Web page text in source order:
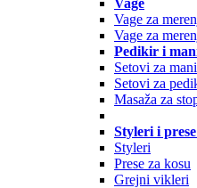
Vage
Vage za
Vage za
Pedikir i
Setovi za
Setovi za
Masaža za
Styleri i
Styleri
Prese za kosu
Grejni vikleri